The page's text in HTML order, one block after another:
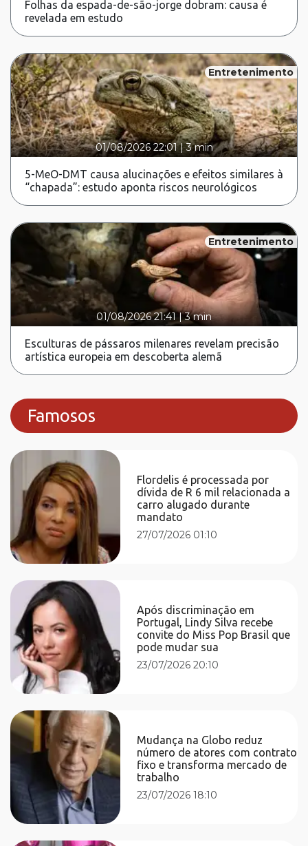
Folhas da espada-de-são-jorge dobram: causa é
revelada em estudo
Entretenimento
01/08/2026 22:01|3 min
5-MeO-DMT causa alucinações e efeitos similares à
“chapada”: estudo aponta riscos neurológicos
Entretenimento
01/08/2026 21:41 |3 min
Esculturas de pássaros milenares revelam precisão
artística europeia em descoberta alemã
Famosos
Flordelis é processada por
dívida de R 6 mil relacionada a
carro alugado durante
mandato
27/07/2026 01:10
Após discriminação em
Portugal, Lindy Silva recebe
convite do Miss Pop Brasil que
pode mudar sua
23/07/2026 20:10
Mudança na Globo reduz
número de atores com contrato
fixo e transforma mercado de
trabalho
23/07/2026 18:10